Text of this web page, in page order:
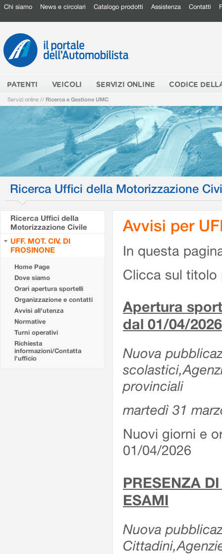
Chi siamo News e circolari Catalogo prodotti Assistenza Contatti
PATENTI VEICOLI SERVIZI ONLINE CODICE
Servizi online // Ricerca e Gestione UMC
Ricerca Uffici della Motorizzazione
Ricerca Uffici della
Motorizzazione Civile
UFF. MOT. CIV. DI
FROSINONE
Home Page
Dove siamo
Orari apertura sportelli
Organizzazione e contatti
Avvisi all'utenza
Normative
Turni operativi
Richiesta
informazioni/Contatta
l'ufficio
Avvisi per
In questa
Clicca sul titolo
Apertura
dal 01/04/2026
Nuova
provinciali
martedì 31
Nuovi giorni e
01/04/2026
PRESENZA
ESAMI
Nuova